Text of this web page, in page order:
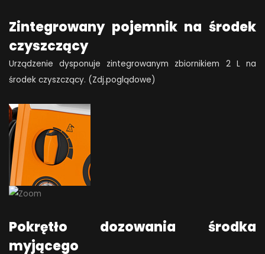
Zintegrowany pojemnik na środek
czyszczący
Urządzenie dysponuje zintegrowanym zbiornikiem 2 L na
środek czyszczący. (Zdj.poglądowe)
Pokrętło dozowania środka
myjącego